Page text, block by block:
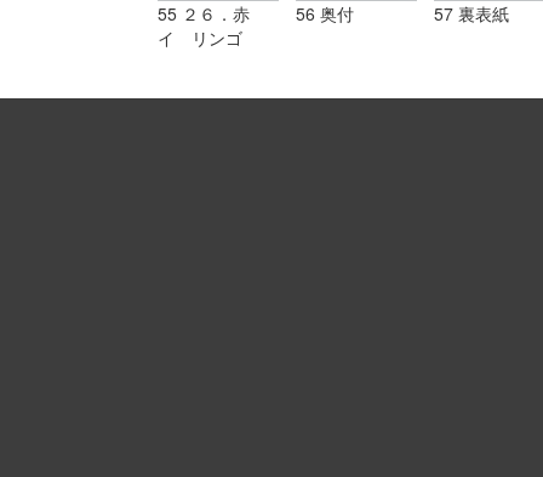
55 ２６．赤
イ リンゴ
56 奥付 57 裏表紙